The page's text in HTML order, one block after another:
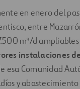
en enero del
entre
m³/d
instalaciones
Comunidad
y